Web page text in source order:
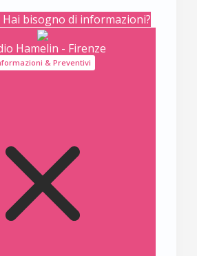
Hai bisogno di informazioni?
Hamelin - Firenze
& Preventivi